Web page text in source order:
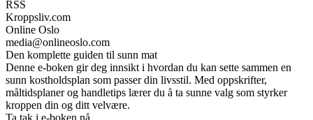
RSS
Kroppsliv.com
Online Oslo
media@onlineoslo.com
Den komplette guiden til sunn mat
Denne e-boken gir deg innsikt i hvordan du kan sette sammen en
sunn kostholdsplan som passer din livsstil. Med oppskrifter,
måltidsplaner og handletips lærer du å ta sunne valg som styrker
kroppen din og ditt velvære.